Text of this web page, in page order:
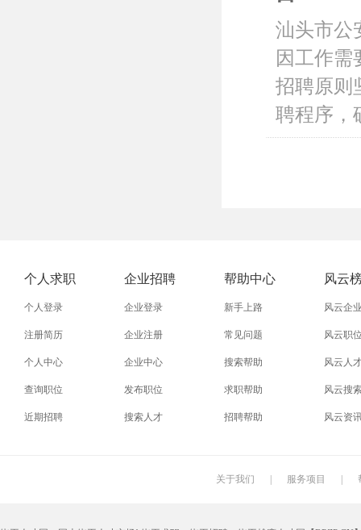
汕头市公
因工作
招聘原则
聘程序，
个人求职
个人登录
注册简历
个人中心
查询职位
近期招聘
企业招聘
企业登录
企业注册
企业中心
发布职位
搜索人才
帮助中心
新手上路
常见问题
搜索帮助
求职帮助
招聘帮助
风云
风云企
风云职
风云人
风云搜
风云资
关于我们 服务项目